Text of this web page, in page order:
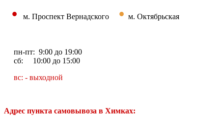
• м. Проспект Вернадского • м. Октябрьская
пн-пт: 9:00 до 19:00
сб: 10:00 до 15:00
вс: - выходной
Адрес пункта самовывоза в Химках: